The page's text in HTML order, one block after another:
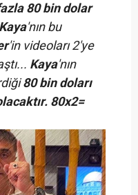
80 bin dolar
'nın bu
'in videoları 2'ye
Kaya'nın
80 bin doları
80x2=